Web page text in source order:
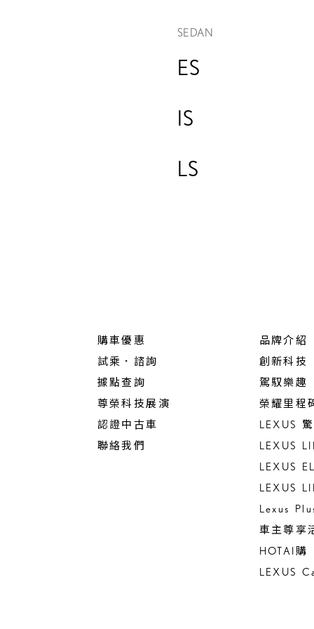
SEDAN
ES
IS
LS
購車優惠
試乘．諮詢
據點查詢
尊榮科技展演
認證中古車
聯絡我們
品牌介紹
創新科技
駕馭樂趣
榮耀里程
LEXUS
LEXUS
LEXUS
LEXUS
Lexus
車主尊享
HOTAI購
LEXUS